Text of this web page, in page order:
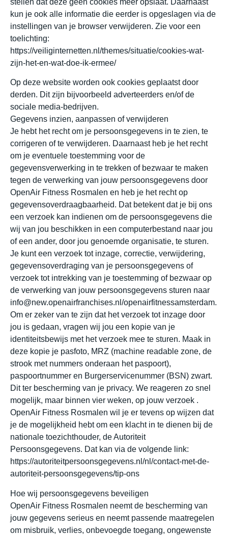
kun je ook alle informatie die eerder is opgeslagen via de
instellingen van je browser verwijderen. Zie voor een
toelichting:
https://veiliginternetten.nl/themes/situatie/cookies-wat-
zijn-het-en-wat-doe-ik-ermee/
Op deze website worden ook cookies geplaatst door
derden. Dit zijn bijvoorbeeld adverteerders en/of de
sociale media-bedrijven.
Gegevens inzien, aanpassen of verwijderen
Je hebt het recht om je persoonsgegevens in te zien, te
corrigeren of te verwijderen. Daarnaast heb je het recht
om je eventuele toestemming voor de
gegevensverwerking in te trekken of bezwaar te maken
tegen de verwerking van jouw persoonsgegevens door
OpenAir Fitness Rosmalen en heb je het recht op
gegevensoverdraagbaarheid. Dat betekent dat je bij ons
een verzoek kan indienen om de persoonsgegevens die
wij van jou beschikken in een computerbestand naar jou
of een ander, door jou genoemde organisatie, te sturen.
Je kunt een verzoek tot inzage, correctie, verwijdering,
gegevensoverdraging van je persoonsgegevens of
verzoek tot intrekking van je toestemming of bezwaar op
de verwerking van jouw persoonsgegevens sturen naar
info@new.openairfranchises.nl/openairfitnessamsterdam.
Om er zeker van te zijn dat het verzoek tot inzage door
jou is gedaan, vragen wij jou een kopie van je
identiteitsbewijs met het verzoek mee te sturen. Maak in
deze kopie je pasfoto, MRZ (machine readable zone, de
strook met nummers onderaan het paspoort),
paspoortnummer en Burgerservicenummer (BSN) zwart.
Dit ter bescherming van je privacy. We reageren zo snel
mogelijk, maar binnen vier weken, op jouw verzoek .
OpenAir Fitness Rosmalen wil je er tevens op wijzen dat
je de mogelijkheid hebt om een klacht in te dienen bij de
nationale toezichthouder, de Autoriteit
Persoonsgegevens. Dat kan via de volgende link:
https://autoriteitpersoonsgegevens.nl/nl/contact-met-de-
autoriteit-persoonsgegevens/tip-ons
Hoe wij persoonsgegevens beveiligen
OpenAir Fitness Rosmalen neemt de bescherming van
jouw gegevens serieus en neemt passende maatregelen
om misbruik, verlies, onbevoegde toegang, ongewenste